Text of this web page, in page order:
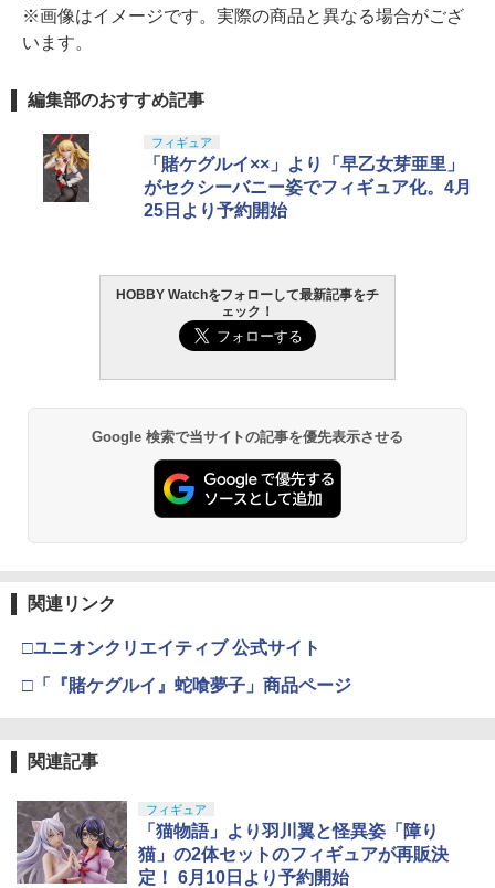
※画像はイメージです。実際の商品と異なる場合がござ
います。
編集部のおすすめ記事
フィギュア
「賭ケグルイ××」より「早乙女芽亜里」
がセクシーバニー姿でフィギュア化。4月
25日より予約開始
HOBBY Watchをフォローして最新記事をチ
ェック！
Google 検索で当サイトの記事を優先表示させる
関連リンク
□ユニオンクリエイティブ 公式サイト
□「『賭ケグルイ』蛇喰夢子」商品ページ
関連記事
フィギュア
「猫物語」より羽川翼と怪異姿「障り
猫」の2体セットのフィギュアが再販決
定！ 6月10日より予約開始